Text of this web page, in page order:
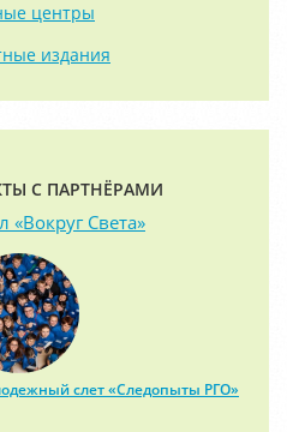
центры
издания
С ПАРТНЁРАМИ
«Вокруг Света»
слет «Следопыты РГО»